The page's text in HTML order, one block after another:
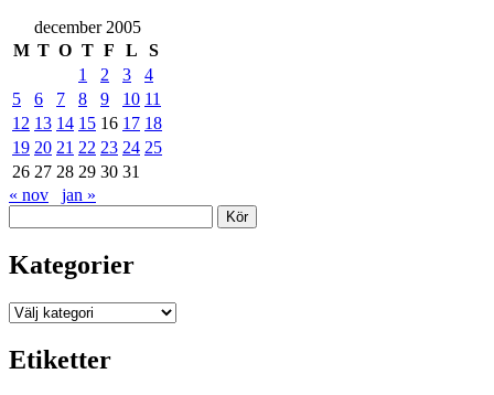
Sidopanel
december 2005
M T O T F L
S
1
2 3
4
5
6 7 8 9 10 11
12 13 14 15 16 17 18
19 20 21 22 23 24 25
26 27 28 29 30 31
« nov
jan »
Kategorier
Kategorier
Etiketter